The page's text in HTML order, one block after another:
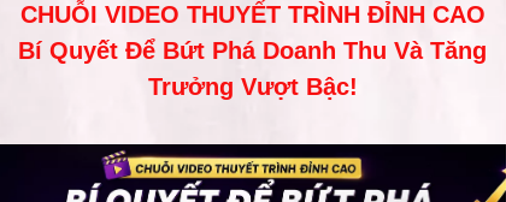
CHUỖI VIDEO THUYẾT TRÌNH ĐỈNH CAO
Bí Quyết Để Bứt Phá Doanh Thu Và Tăng
Trưởng Vượt Bậc!